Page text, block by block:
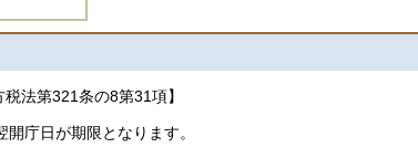
法第321条の8第31項】
庁日が期限となります。